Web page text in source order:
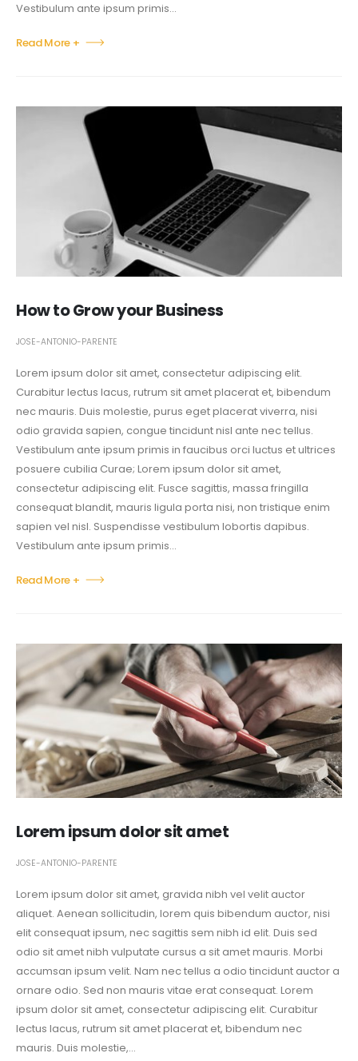
Vestibulum ante ipsum primis...
Read More +
How to Grow your Business
JOSE-ANTONIO-PARENTE
Lorem ipsum dolor sit amet, consectetur adipiscing elit.
Curabitur lectus lacus, rutrum sit amet placerat et, bibendum
nec mauris. Duis molestie, purus eget placerat viverra, nisi
odio gravida sapien, congue tincidunt nisl ante nec tellus.
Vestibulum ante ipsum primis in faucibus orci luctus et ultrices
posuere cubilia Curae; Lorem ipsum dolor sit amet,
consectetur adipiscing elit. Fusce sagittis, massa fringilla
consequat blandit, mauris ligula porta nisi, non tristique enim
sapien vel nisl. Suspendisse vestibulum lobortis dapibus.
Vestibulum ante ipsum primis...
Read More +
Lorem ipsum dolor sit amet
JOSE-ANTONIO-PARENTE
Lorem ipsum dolor sit amet, gravida nibh vel velit auctor
aliquet. Aenean sollicitudin, lorem quis bibendum auctor, nisi
elit consequat ipsum, nec sagittis sem nibh id elit. Duis sed
odio sit amet nibh vulputate cursus a sit amet mauris. Morbi
accumsan ipsum velit. Nam nec tellus a odio tincidunt auctor a
ornare odio. Sed non mauris vitae erat consequat. Lorem
ipsum dolor sit amet, consectetur adipiscing elit. Curabitur
lectus lacus, rutrum sit amet placerat et, bibendum nec
mauris. Duis molestie,...